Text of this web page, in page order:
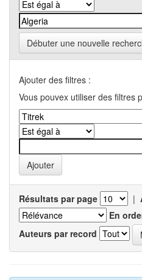
Débuter une nouvelle
Ajouter des filtres :
Vous pouvex utiliser des filtres
Résultats par page |
En
Auteurs par record